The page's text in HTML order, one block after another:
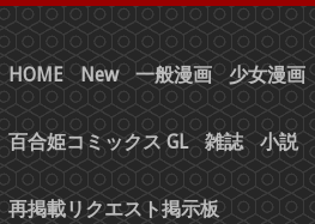
HOME New 一般漫画 少女漫画
百合姫コミックス GL 雑誌 小説
再掲載リクエスト掲示板